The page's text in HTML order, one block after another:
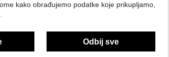
kako obrađujemo podatke koje prikupljamo,
Odbij sve